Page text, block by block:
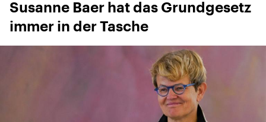
Susanne Baer hat das Grundgesetz
immer in der Tasche